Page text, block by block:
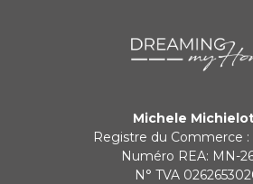
Michele
Registre du Commerce
Numéro REA: MN-
N° TVA